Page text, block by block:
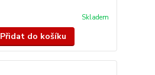
Skladem
Přidat do košíku